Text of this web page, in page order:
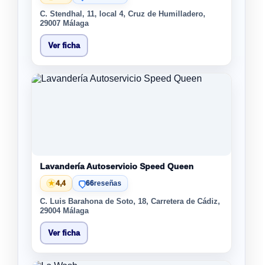
C. Stendhal, 11, local 4, Cruz de Humilladero,
29007 Málaga
Ver ficha
Lavandería Autoservicio Speed Queen
★4,4 66reseñas
C. Luis Barahona de Soto, 18, Carretera de Cádiz,
29004 Málaga
Ver ficha